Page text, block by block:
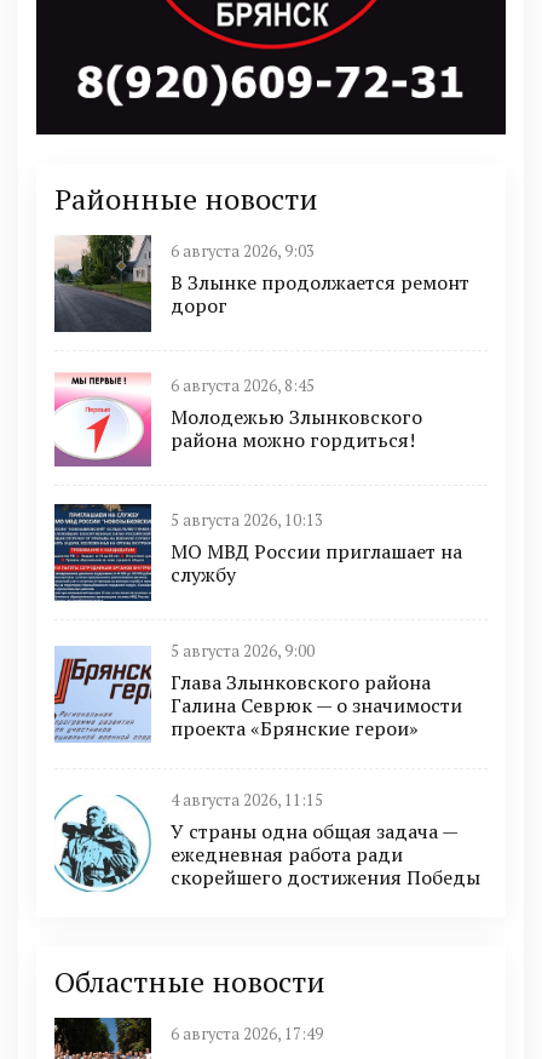
Районные новости
6 августа 2026, 9:03
В Злынке продолжается ремонт
дорог
6 августа 2026, 8:45
Молодежью Злынковского
района можно гордиться!
5 августа 2026, 10:13
МО МВД России приглашает на
службу
5 августа 2026, 9:00
Глава Злынковского района
Галина Севрюк — о значимости
проекта «Брянские герои»
4 августа 2026, 11:15
У страны одна общая задача —
ежедневная работа ради
скорейшего достижения Победы
Областные новости
6 августа 2026, 17:49